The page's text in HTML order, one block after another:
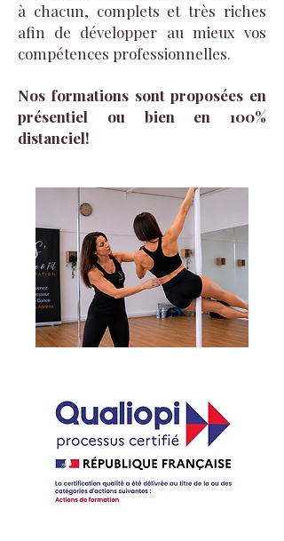
à chacun, complets et très riches
afin de développer au mieux vos
compétences professionnelles.
Nos formations sont proposées en
présentiel ou bien en 100%
distanciel!